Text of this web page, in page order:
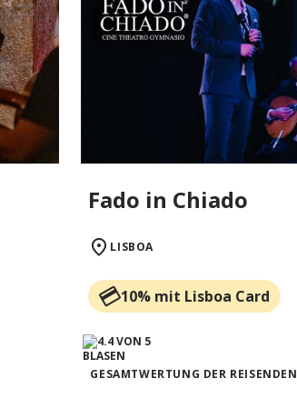
Fado in Chiado
LISBOA
10% mit Lisboa Card
GESAMTWERTUNG DER REISENDEN